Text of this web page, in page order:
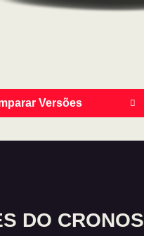
Versões
DO CRONOS